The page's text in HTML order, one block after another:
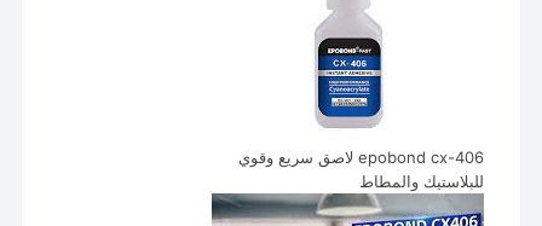
epobond cx-406 لاصق سريع وقوي
للبلاستيك والمطاط